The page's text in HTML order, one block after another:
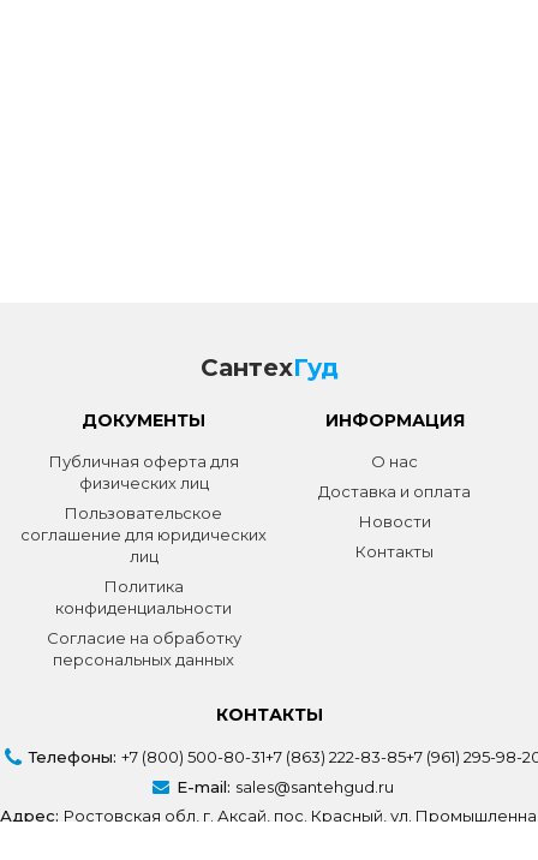
СантехГуд
ДОКУМЕНТЫ
Публичная оферта для
физических лиц
Пользовательское
соглашение для юридических
лиц
Политика
конфиденциальности
Согласие на обработку
персональных данных
ИНФОРМАЦИЯ
О нас
Доставка и оплата
Новости
Контакты
КОНТАКТЫ
Телефоны: +7 (800) 500-80-31+7 (863) 222-83-85+7 (961) 295-98-
E-mail: sales@santehgud.ru
Адрес: Ростовская обл, г. Аксай, пос. Красный, ул.